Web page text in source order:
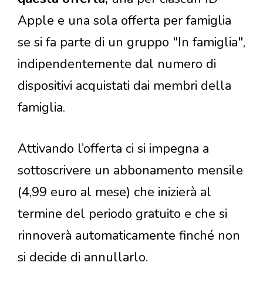
Apple e una sola offerta per famiglia
se si fa parte di un gruppo "In famiglia",
indipendentemente dal numero di
dispositivi acquistati dai membri della
famiglia.
Attivando l’offerta ci si impegna a
sottoscrivere un abbonamento mensile
(4,99 euro al mese) che inizierà al
termine del periodo gratuito e che si
rinnoverà automaticamente finché non
si decide di annullarlo.